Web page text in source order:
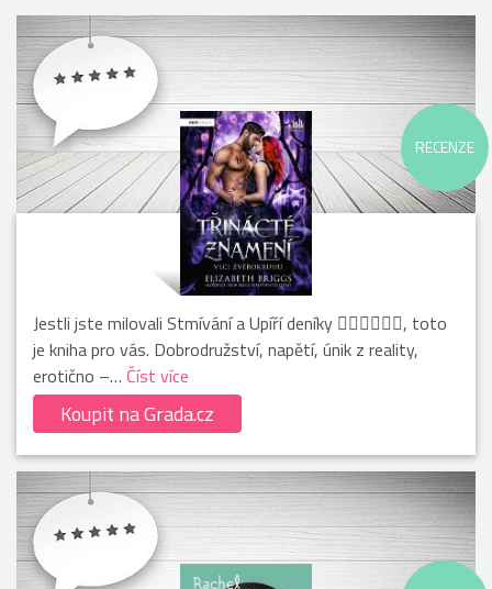
Jestli jste milovali Stmívání a Upíří deníky 🧛🏻‍♂️🧛🏽‍♀️, toto
je kniha pro vás. Dobrodružství, napětí, únik z reality,
erotično –… Číst více
Koupit na Grada.cz
RECENZE